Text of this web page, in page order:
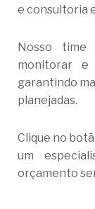
e consultoria
Nosso
monitorar
garantindo
planejadas.
Clique no
um
orçamento